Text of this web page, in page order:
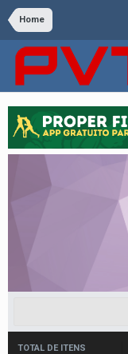
Home
TOTAL DE ITENS